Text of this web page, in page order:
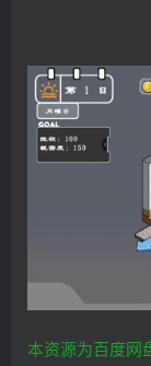
本资源为百度网